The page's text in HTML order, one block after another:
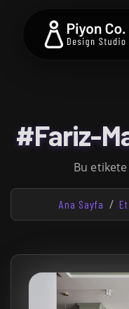
#Fariz-
Bu
Ana Sayfa